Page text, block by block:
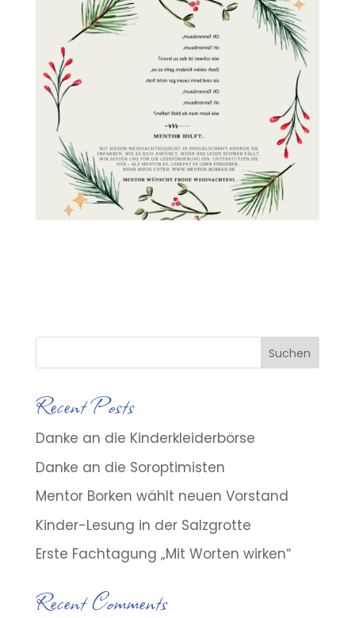
Suchen
Recent Posts
Danke an die Kinderkleiderbörse
Danke an die Soroptimisten
Mentor Borken wählt neuen Vorstand
Kinder-Lesung in der Salzgrotte
Erste Fachtagung „Mit Worten wirken“
Recent Comments